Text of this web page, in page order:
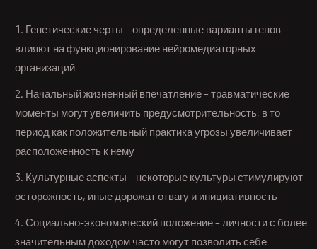
Генетические черты – определенные варианты генов
влияют на функционирование нейромедиаторных
организаций
Начальный жизненный впечатление – травматические
моменты могут увеличить предусмотрительность, в то
период как положительный практика угрозы увеличивает
расположенность к нему
Культурные аспекты – некоторые культуры стимулируют
осторожность, иные дорожат отвагу и инициативность
Социально-экономический положение – личности с более
значительным доходом часто могут позволить себе